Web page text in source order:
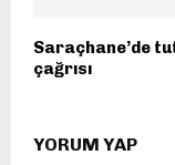
Saraçhane’de
çağrısı
YORUM YAP